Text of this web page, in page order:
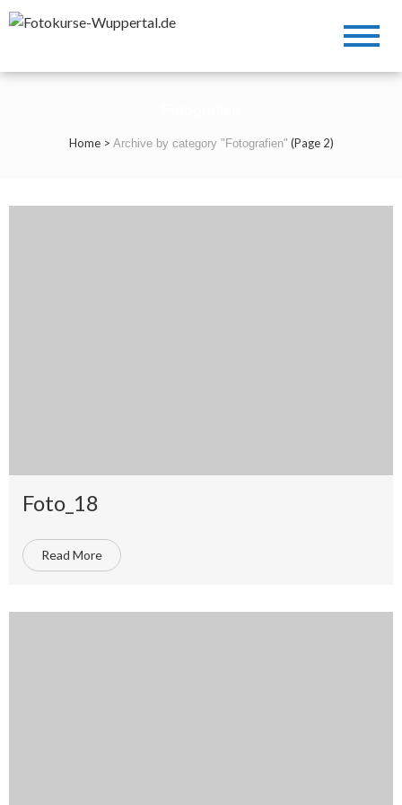
Home> Archive by category "Fotografien" (Page 2)
Foto_18
Read More